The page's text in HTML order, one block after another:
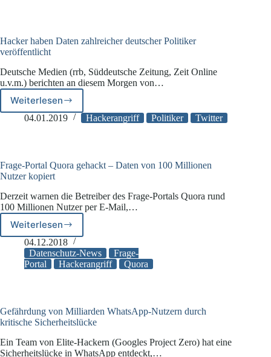
Hacker haben Daten zahlreicher deutscher Politiker
veröffentlicht
Deutsche Medien (rrb, Süddeutsche Zeitung, Zeit Online
u.v.m.) berichten an diesem Morgen von…
Weiterlesen
Hacker
haben
Politiker
veröffentlicht
04.01.2019 Hackerangriff Politiker Twitter
Frage-Portal Quora gehackt – Daten von 100 Millionen
Nutzer kopiert
Derzeit warnen die Betreiber des Frage-Portals Quora rund
100 Millionen Nutzer per E-Mail,…
Weiterlesen
Frage-
Portal
Quora
gehackt
100
Millionen
kopiert
04.12.2018
Datenschutz-News
Frage-
Portal
Hackerangriff Quora
Gefährdung von Milliarden WhatsApp-Nutzern durch
kritische Sicherheitslücke
Ein Team von Elite-Hackern (Googles Project Zero) hat eine
Sicherheitslücke in WhatsApp entdeckt,…